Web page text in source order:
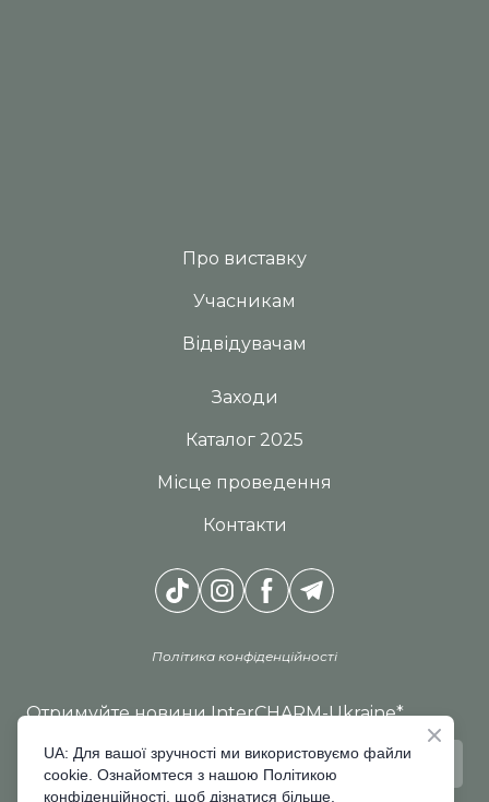
Про виставку
Учасникам
Відвідувачам
Заходи
Каталог 2025
Місце проведення
Контакти
Політика конфіденційності
Отримуйте новини InterCHARM-Ukraine*
UA: Для вашої зручності ми використовуємо файли
cookie. Ознайомтеся з нашою Політикою
конфіденційності, щоб дізнатися більше.